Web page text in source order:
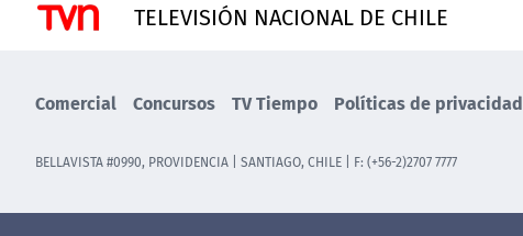
TELEVISIÓN NACIONAL DE CHILE
Comercial Concursos TV Tiempo Políticas de privacidad
BELLAVISTA #0990, PROVIDENCIA | SANTIAGO, CHILE | F: (+56-2)2707 7777